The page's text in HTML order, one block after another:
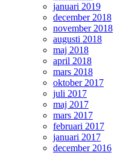
januari 2019
december 2018
november 2018
augusti 2018
maj 2018
april 2018
mars 2018
oktober 2017
juli 2017
maj 2017
mars 2017
februari 2017
januari 2017
december 2016